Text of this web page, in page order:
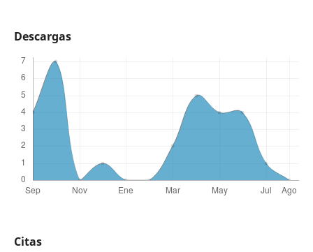
Descargas
Citas